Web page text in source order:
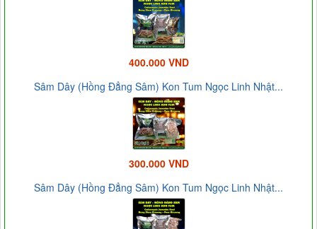
400.000 VND
Sâm Dây (Hồng Đẳng Sâm) Kon Tum Ngọc Linh Nhật...
300.000 VND
Sâm Dây (Hồng Đẳng Sâm) Kon Tum Ngọc Linh Nhật...